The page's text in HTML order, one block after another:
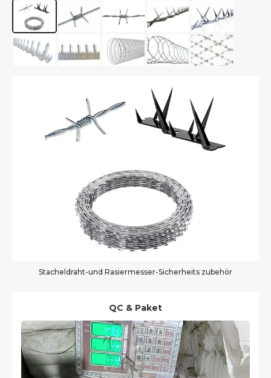
Stacheldraht-und Rasiermesser-Sicherheits zubehör
QC & Paket